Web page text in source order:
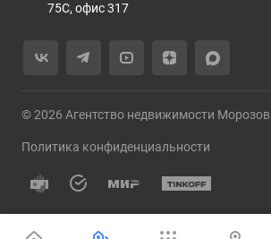
75С, офис 317
© 2026 Агентство недвижимости Морозов
Политика конфиденциальности